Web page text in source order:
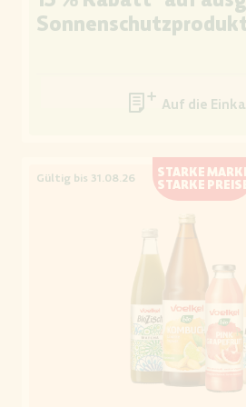
Auf die
STARKE
STARKE
Gültig bis 31.08.26